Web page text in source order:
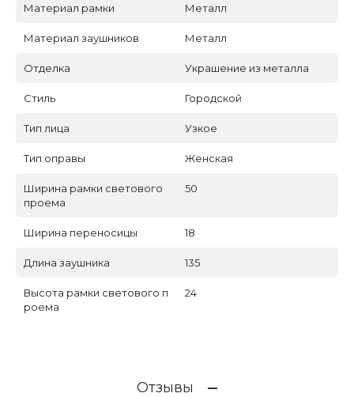
Материал рамки Металл
Материал заушников Металл
Отделка Украшение из металла
Стиль Городской
Тип лица Узкое
Тип оправы Женская
Ширина рамки светового
проема
50
Ширина переносицы 18
Длина заушника 135
Высота рамки светового п
роема
24
Отзывы